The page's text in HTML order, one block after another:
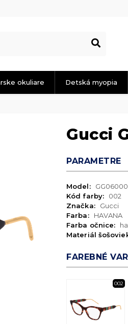
okuliare Detská myopia
Gucci
PARAMETRE
Model:
GG06000
Kód farby:
002
Značka:
Gucci
Farba:
HAVANA
Farba očnice:
Materiál
FAREBNÉ
002